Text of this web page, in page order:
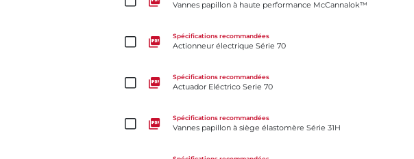
Vannes papillon à haute performance McCannalok™
Spécifications recommandées
Actionneur électrique Série 70
Spécifications recommandées
Actuador Eléctrico Serie 70
Spécifications recommandées
Vannes papillon à siège élastomère Série 31H